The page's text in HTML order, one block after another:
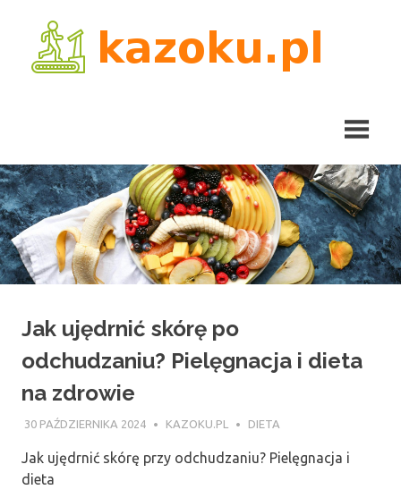
content
Jak ujędrnić skórę po
odchudzaniu? Pielęgnacja i dieta
na zdrowie
30 PAŹDZIERNIKA 2024 KAZOKU.PL DIETA
Jak ujędrnić skórę przy odchudzaniu? Pielęgnacja i
dieta